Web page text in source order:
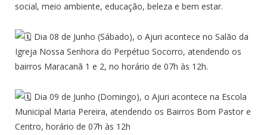
social, meio ambiente, educação, beleza e bem estar.
Dia 08 de Junho (Sábado), o Ajuri acontece no Salão da
Igreja Nossa Senhora do Perpétuo Socorro, atendendo os
bairros Maracanã 1 e 2, no horário de 07h às 12h.
Dia 09 de Junho (Domingo), o Ajuri acontece na Escola
Municipal Maria Pereira, atendendo os Bairros Bom Pastor e
Centro, horário de 07h às 12h